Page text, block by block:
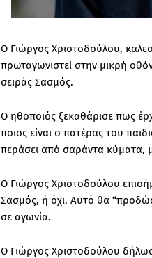
Ο Γιώργος Χριστοδούλου,
πρωταγωνιστεί στην μικρή
σειράς Σασμός.
Ο ηθοποιός ξεκαθάρισε πως
ποιος είναι ο πατέρας του
περάσει από σαράντα κύματα,
Ο Γιώργος Χριστοδούλου
Σασμός, ή όχι. Αυτό θα
σε αγωνία.
Ο Γιώργος Χριστοδούλου